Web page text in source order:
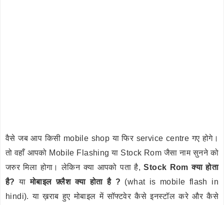
वैसे जब आप किसी mobile shop या फिर service centre गए होगे।
तो वहाँ आपको Mobile Flashing या Stock Rom जैसा नाम सुनने को
जरुर मिला होगा। लेकिन क्या आपको पता है,Stock Rom क्या होता
है? यामोबाइल फ़्लैश क्या होता है ? (what is mobile flash in
hindi). या ख़राब हुए मोबाइल में सॉफ्टवेर कैसे इनस्टॉल करे और कैसे